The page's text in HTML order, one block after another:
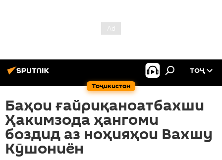
Тоҷикистон
ТОҶ
Баҳои ғайриқаноатбахши
Ҳакимзода ҳангоми
боздид аз ноҳияҳои Вахшу
Кӯшониён